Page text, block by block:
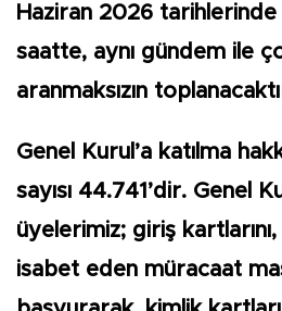
Haziran 2026 tarihlerinde
saatte, aynı gündem ile
aranmaksızın
Genel Kurul’a katılma
sayısı 44.741’dir. Genel
üyelerimiz; giriş
isabet eden müracaat